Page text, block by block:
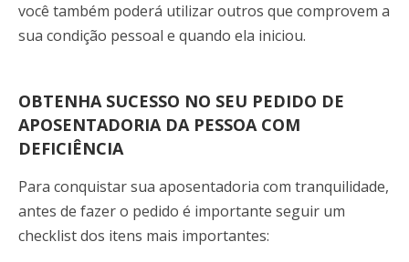
você também poderá utilizar outros que comprovem a
sua condição pessoal e quando ela iniciou.
OBTENHA SUCESSO NO SEU PEDIDO DE
APOSENTADORIA DA PESSOA COM
DEFICIÊNCIA
Para conquistar sua aposentadoria com tranquilidade,
antes de fazer o pedido é importante seguir um
checklist dos itens mais importantes: